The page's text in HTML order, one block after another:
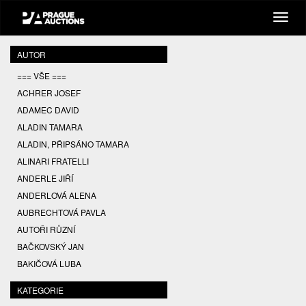
AUTOR
=== VŠE ===
ACHRER JOSEF
ADAMEC DAVID
ALADIN TAMARA
ALADIN, PŘIPSÁNO TAMARA
ALINARI FRATELLI
ANDERLE JIŘÍ
ANDERLOVÁ ALENA
AUBRECHTOVÁ PAVLA
AUTOŘI RŮZNÍ
BAČKOVSKÝ JAN
BAKIČOVÁ LUBA
BALCAR JIŘÍ
BALCAR KAREL
KATEGORIE